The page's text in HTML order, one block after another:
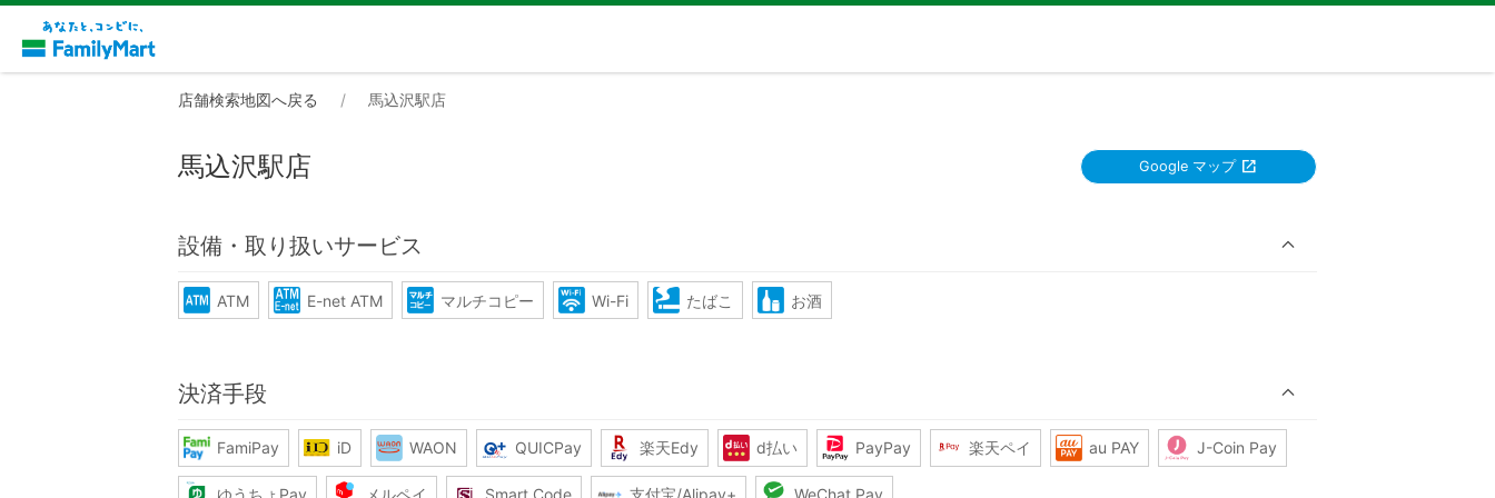
店舗検索地図へ戻る 馬込沢駅店
馬込沢駅店 Google マップ
設備・取り扱いサービス
ATM E-net ATM マルチコピー Wi-Fi たばこ お酒
決済手段
FamiPay iD WAON QUICPay 楽天Edy d払い PayPay 楽天ペイ au PAY J-Coin Pay